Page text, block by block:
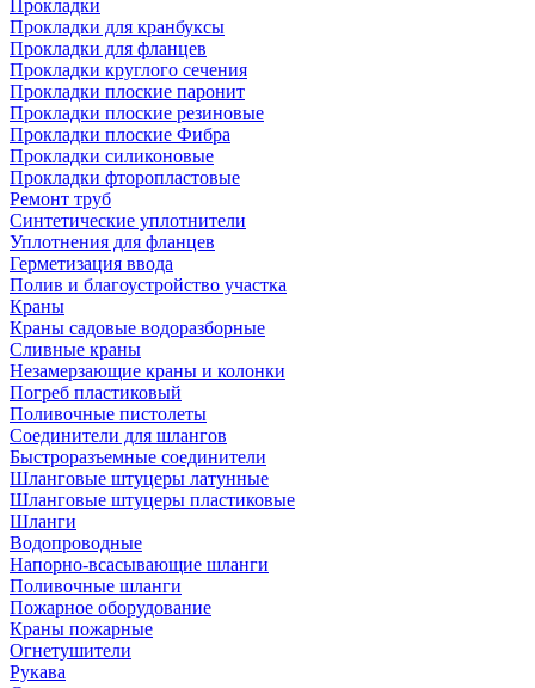
Прокладки
Прокладки для кранбуксы
Прокладки для фланцев
Прокладки круглого сечения
Прокладки плоские паронит
Прокладки плоские резиновые
Прокладки плоские Фибра
Прокладки силиконовые
Прокладки фторопластовые
Ремонт труб
Синтетические уплотнители
Уплотнения для фланцев
Герметизация ввода
Полив и благоустройство участка
Краны
Краны садовые водоразборные
Сливные краны
Незамерзающие краны и колонки
Погреб пластиковый
Поливочные пистолеты
Соединители для шлангов
Быстроразъемные соединители
Шланговые штуцеры латунные
Шланговые штуцеры пластиковые
Шланги
Водопроводные
Напорно-всасывающие шланги
Поливочные шланги
Пожарное оборудование
Краны пожарные
Огнетушители
Рукава